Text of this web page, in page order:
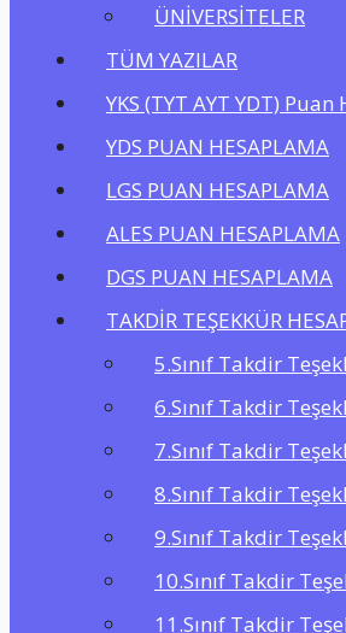
ÜNİVERSİTELER
TÜM YAZILAR
YKS (TYT AYT YDT)
YDS PUAN HESAPLAMA
LGS PUAN HESAPLAMA
ALES PUAN HESAPLAMA
DGS PUAN HESAPLAMA
TAKDİR TEŞEKKÜR
5.Sınıf Takdir
6.Sınıf Takdir
7.Sınıf Takdir
8.Sınıf Takdir
9.Sınıf Takdir
10.Sınıf Takdir
11.Sınıf Takdir